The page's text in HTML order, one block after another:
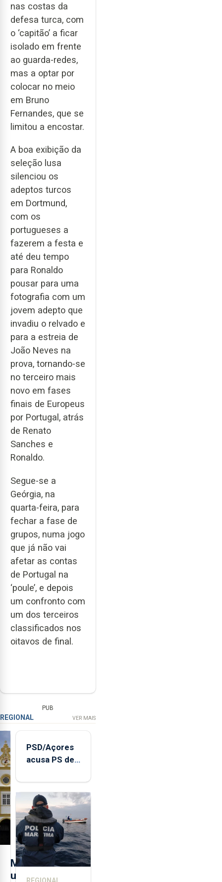
nas costas da
defesa turca, com
o ‘capitão’ a ficar
isolado em frente
ao guarda-redes,
mas a optar por
colocar no meio
em Bruno
Fernandes, que se
limitou a encostar.
A boa exibição da
seleção lusa
silenciou os
adeptos turcos
em Dortmund,
com os
portugueses a
fazerem a festa e
até deu tempo
para Ronaldo
pousar para uma
fotografia com um
jovem adepto que
invadiu o relvado e
para a estreia de
João Neves na
prova, tornando-se
no terceiro mais
novo em fases
finais de Europeus
por Portugal, atrás
de Renato
Sanches e
Ronaldo.
Segue-se a
Geórgia, na
quarta-feira, para
fechar a fase de
grupos, numa jogo
que já não vai
afetar as contas
de Portugal na
‘poule’, e depois
um confronto com
um dos terceiros
classificados nos
oitavos de final.
PUB
REGIONAL VER MAIS
M
u
PSD/Açores
acusa PS de
contraditória"
sobre
evolução
turística